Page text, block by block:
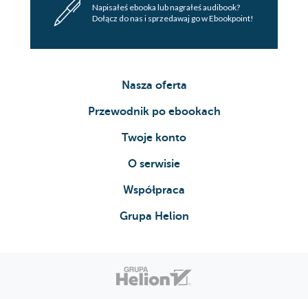
Napisałeś ebooka lub nagrałeś audibook?
Dołącz do nas i sprzedawaj go w Ebookpoint!
Nasza oferta
Przewodnik po ebookach
Twoje konto
O serwisie
Współpraca
Grupa Helion